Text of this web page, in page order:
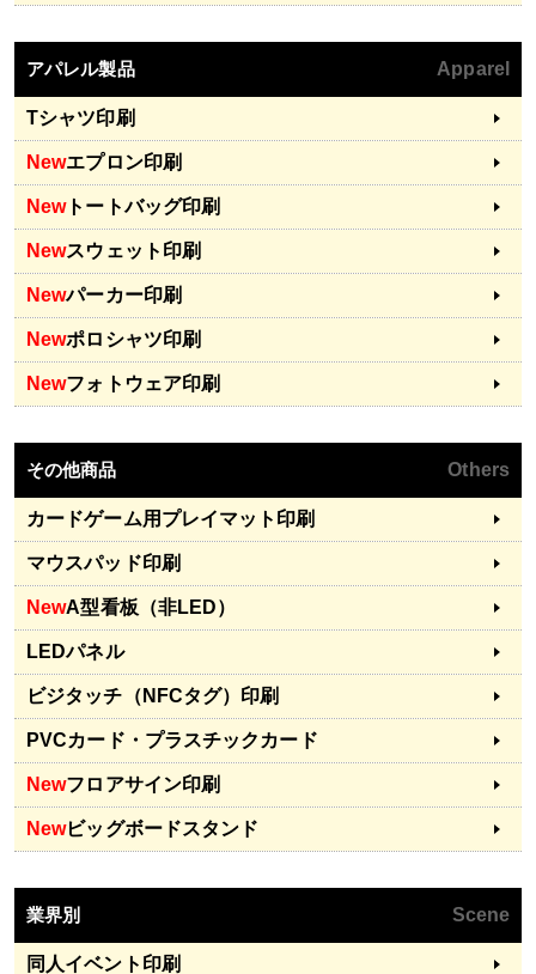
アパレル製品 Apparel
Tシャツ印刷
Newエプロン印刷
Newトートバッグ印刷
Newスウェット印刷
Newパーカー印刷
Newポロシャツ印刷
Newフォトウェア印刷
その他商品 Others
カードゲーム用プレイマット印刷
マウスパッド印刷
NewA型看板（非LED）
LEDパネル
ビジタッチ（NFCタグ）印刷
PVCカード・プラスチックカード
Newフロアサイン印刷
Newビッグボードスタンド
業界別 Scene
同人イベント印刷